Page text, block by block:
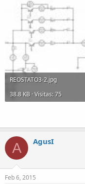
REOSTATO3-2.jpg
38.8 KB · Visitas: 75
A AgusI
Feb 6, 2015